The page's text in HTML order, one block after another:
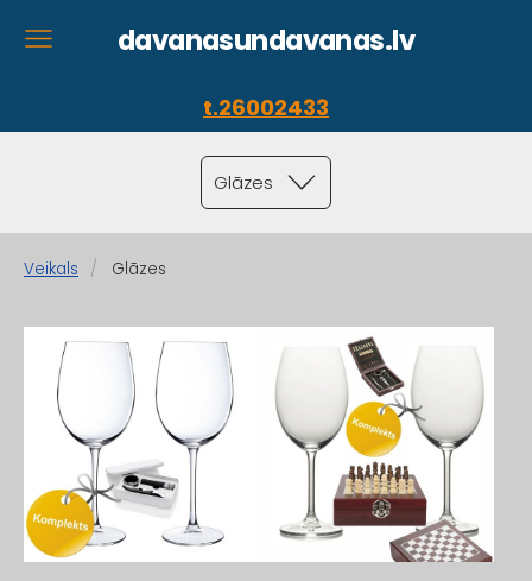
davanasundavanas.lv
t.26002433
Glāzes
Veikals Glāzes